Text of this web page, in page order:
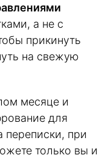
а не с
прикинуть
на свежую
месяце и
для
переписки, при
только вы и